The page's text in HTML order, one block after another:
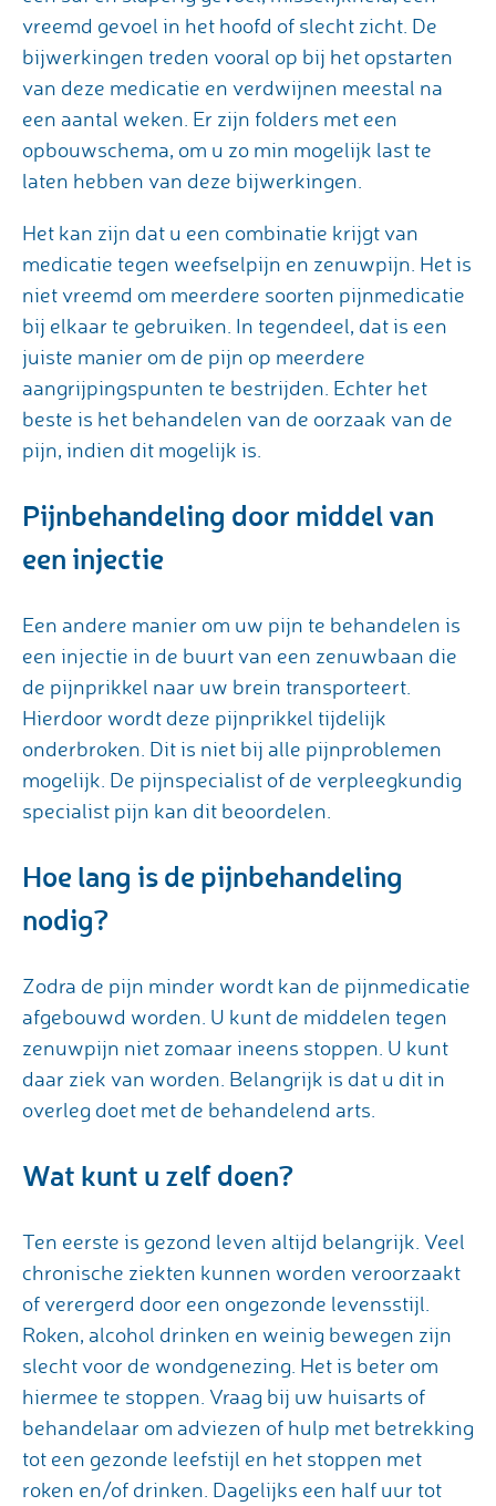
vreemd gevoel in het hoofd of slecht zicht. De
bijwerkingen treden vooral op bij het opstarten
van deze medicatie en verdwijnen meestal na
een aantal weken. Er zijn folders met een
opbouwschema, om u zo min mogelijk last te
laten hebben van deze bijwerkingen.
Het kan zijn dat u een combinatie krijgt van
medicatie tegen weefselpijn en zenuwpijn. Het is
niet vreemd om meerdere soorten pijnmedicatie
bij elkaar te gebruiken. In tegendeel, dat is een
juiste manier om de pijn op meerdere
aangrijpingspunten te bestrijden. Echter het
beste is het behandelen van de oorzaak van de
pijn, indien dit mogelijk is.
Pijnbehandeling door middel van
een injectie
Een andere manier om uw pijn te behandelen is
een injectie in de buurt van een zenuwbaan die
de pijnprikkel naar uw brein transporteert.
Hierdoor wordt deze pijnprikkel tijdelijk
onderbroken. Dit is niet bij alle pijnproblemen
mogelijk. De pijnspecialist of de verpleegkundig
specialist pijn kan dit beoordelen.
Hoe lang is de pijnbehandeling
nodig?
Zodra de pijn minder wordt kan de pijnmedicatie
afgebouwd worden. U kunt de middelen tegen
zenuwpijn niet zomaar ineens stoppen. U kunt
daar ziek van worden. Belangrijk is dat u dit in
overleg doet met de behandelend arts.
Wat kunt u zelf doen?
Ten eerste is gezond leven altijd belangrijk. Veel
chronische ziekten kunnen worden veroorzaakt
of verergerd door een ongezonde levensstijl.
Roken, alcohol drinken en weinig bewegen zijn
slecht voor de wondgenezing. Het is beter om
hiermee te stoppen. Vraag bij uw huisarts of
behandelaar om adviezen of hulp met betrekking
tot een gezonde leefstijl en het stoppen met
roken en/of drinken. Dagelijks een half uur tot